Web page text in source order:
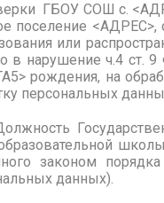
ГБОУ СОШ с.
поселение
или
в нарушение ч.4 ст.
рождения, на
персональных
законом порядка
данных).